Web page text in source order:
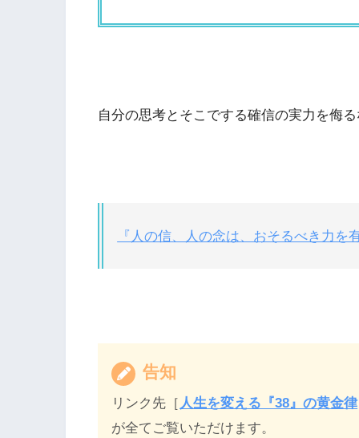
自分の思考とそこでする確信の実力を侮
『人の信、人の念は、おそるべき力を
告知
リンク先［ 人生を変える『38』の黄金律
が全てご覧いただけます。